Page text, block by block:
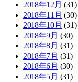
2018年12月 (31)
2018年11月 (30)
2018年10月 (31)
2018年9月 (30)
2018年8月 (31)
2018年7月 (31)
2018年6月 (30)
2018年5月 (31)